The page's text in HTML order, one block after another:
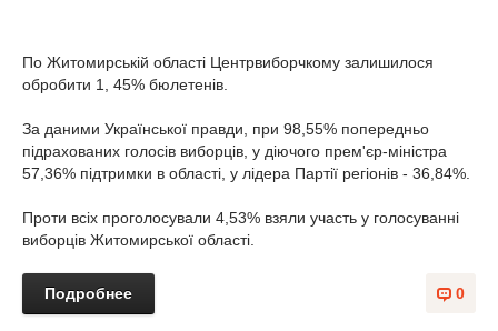
По Житомирській області Центрвиборчкому залишилося
обробити 1, 45% бюлетенів.
За даними Української правди, при 98,55% попередньо
підрахованих голосів виборців, у діючого прем'єр-міністра
57,36% підтримки в області, у лідера Партії регіонів - 36,84%.
Проти всіх проголосували 4,53% взяли участь у голосуванні
виборців Житомирської області.
0
Подробнее